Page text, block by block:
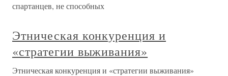
спартанцев, не способных
Этническая конкуренция и
«стратегии выживания»
Этническая конкуренция и «стратегии выживания»